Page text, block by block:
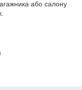
або салону